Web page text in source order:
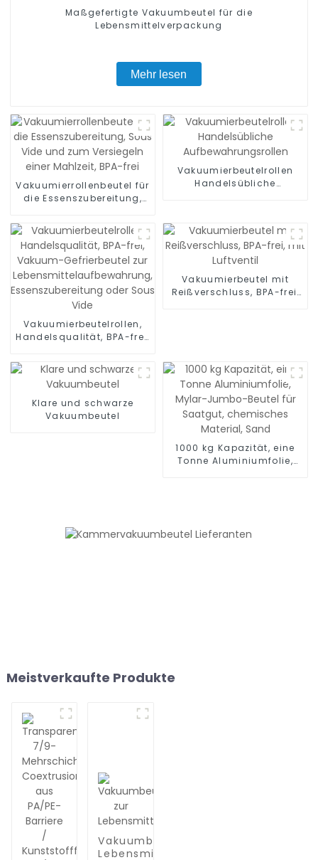
Maßgefertigte Vakuumbeutel für die
Lebensmittelverpackung
Mehr lesen
Vakuumierrollenbeutel für
die Essenszubereitung,
Versiegeln einer Mahlzeit,
BPA-frei
Vakuumierbeutelrollen
Handelsübliche
Vakuumierbeutelrollen,
Handelsqualität, BPA-frei,
Lebensmittelaufbewahrung,
Essenszubereitung oder
Sous Vide
Vakuumierbeutel mit
Reißverschluss, BPA-frei,
Klare und schwarze
Vakuumbeutel
1000 kg Kapazität, eine
Tonne Aluminiumfolie,
Meistverkaufte Produkte
Vakuumbeutel zur
Lebensmittelaufbewahrung